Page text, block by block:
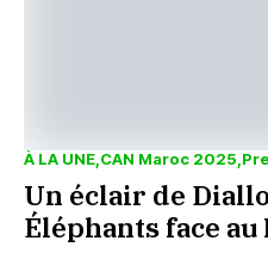
À LA UNE CAN Maroc 2025
Un éclair de
Éléphants face